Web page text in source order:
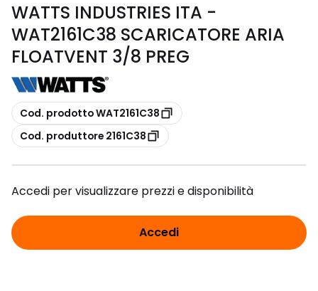
WATTS INDUSTRIES ITA -
WAT2161C38 SCARICATORE ARIA
FLOATVENT 3/8 PREG
copia
Cod. prodotto WAT2161C38
copia
Cod. produttore 2161C38
Accedi per visualizzare prezzi e disponibilità
Accedi